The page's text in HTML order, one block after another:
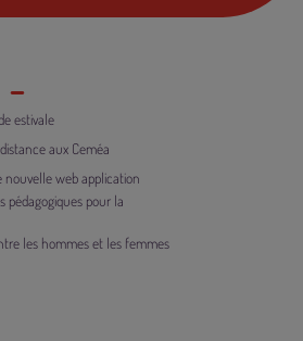
estivale
aux Ceméa
web application
pédagogiques pour la
les hommes et les femmes